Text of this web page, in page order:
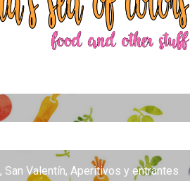
San Valentín Aperitivos y entrantes